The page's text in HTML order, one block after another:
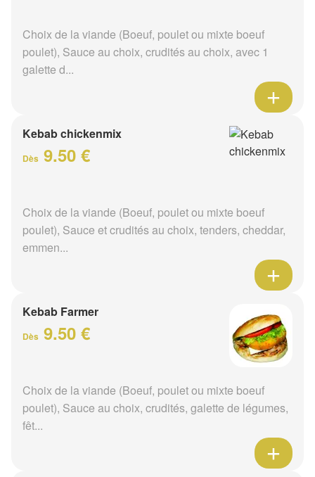
Choix de la viande (Boeuf, poulet ou mixte boeuf
poulet), Sauce au choix, crudités au choix, avec 1
galette d...
Kebab chickenmix
Dès 9.50 €
Choix de la viande (Boeuf, poulet ou mixte boeuf
poulet), Sauce et crudités au choix, tenders, cheddar,
emmen...
Kebab Farmer
Dès 9.50 €
Choix de la viande (Boeuf, poulet ou mixte boeuf
poulet), Sauce au choix, crudités, galette de légumes,
fêt...